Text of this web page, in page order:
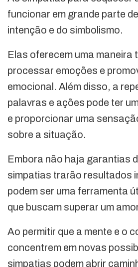
funcionar em grande parte
intenção e do simbolismo.
Elas oferecem uma maneira
processar emoções e
emocional. Além disso, a
palavras e ações pode ter
e proporcionar uma
sobre a situação.
Embora não haja garantias
simpatias trarão resultados
podem ser uma ferramenta
que buscam superar um
Ao permitir que a mente e o
concentrem em novas
simpatias podem abrir